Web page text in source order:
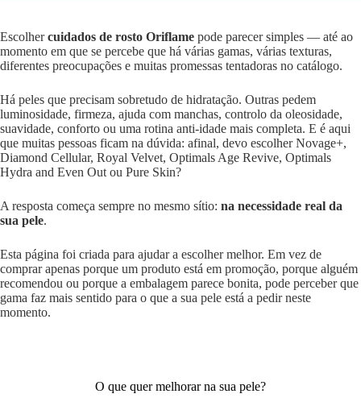
Escolhercuidados de rosto Oriflame pode parecer simples — até ao
momento em que se percebe que há várias gamas, várias texturas,
diferentes preocupações e muitas promessas tentadoras no catálogo.
Há peles que precisam sobretudo de hidratação. Outras pedem
luminosidade, firmeza, ajuda com manchas, controlo da oleosidade,
suavidade, conforto ou uma rotina anti-idade mais completa. E é aqui
que muitas pessoas ficam na dúvida: afinal, devo escolher Novage+,
Diamond Cellular, Royal Velvet, Optimals Age Revive, Optimals
Hydra and Even Out ou Pure Skin?
A resposta começa sempre no mesmo sítio: na necessidade real da
sua pele.
Esta página foi criada para ajudar a escolher melhor. Em vez de
comprar apenas porque um produto está em promoção, porque alguém
recomendou ou porque a embalagem parece bonita, pode perceber que
gama faz mais sentido para o que a sua pele está a pedir neste
momento.
O que quer melhorar na sua pele?